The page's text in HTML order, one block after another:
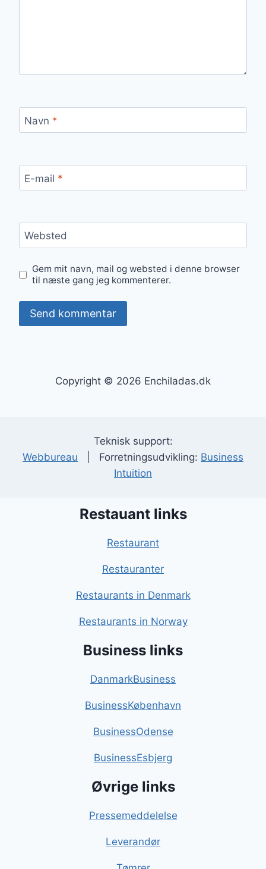
Navn *
E-mail *
Websted
Gem mit navn, mail og websted i denne browser
til næste gang jeg kommenterer.
Copyright © 2026 Enchiladas.dk
Teknisk support:
Webbureau | Forretningsudvikling: Business
Intuition
Restauant links
Restaurant
Restauranter
Restaurants in Denmark
Restaurants in Norway
Business links
DanmarkBusiness
BusinessKøbenhavn
BusinessOdense
BusinessEsbjerg
Øvrige links
Pressemeddelelse
Leverandør